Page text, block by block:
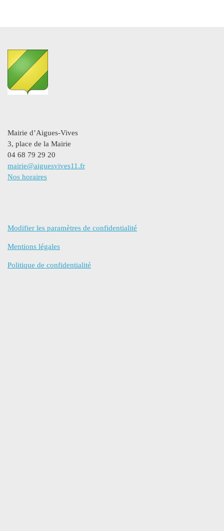
Mairie d’Aigues-Vives
3, place de la Mairie
04 68 79 29 20
mairie@aiguesvives11.fr
Nos horaires
Modifier les paramètres de confidentialité
Mentions légales
Politique de confidentialité